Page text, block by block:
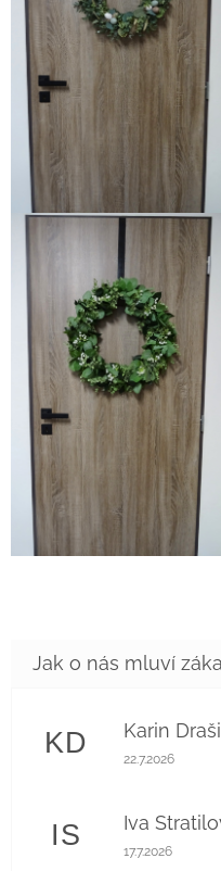
KD Karin
Hodnocení
22.7.2026
IS Iva
Hodnocení
17.7.2026